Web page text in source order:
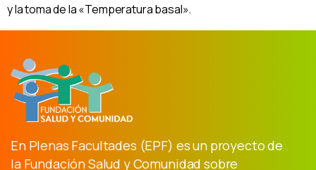
y la toma de la «Temperatura basal».
En Plenas Facultades (EPF) es un proyecto de
la Fundación Salud y Comunidad sobre